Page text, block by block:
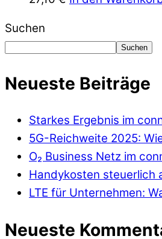
Suchen
Suchen
Neueste Beiträge
Starkes Ergebnis im
5G-Reichweite 2025:
O₂ Business Netz im
Handykosten steuerlich
LTE für Unternehmen:
Neueste